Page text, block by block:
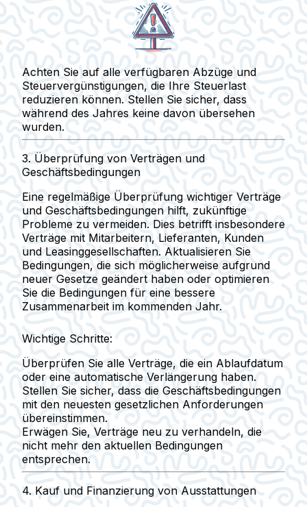
Achten Sie auf alle verfügbaren Abzüge und
Steuervergünstigungen, die Ihre Steuerlast
reduzieren können. Stellen Sie sicher, dass
während des Jahres keine davon übersehen
wurden.
3. Überprüfung von Verträgen und
Geschäftsbedingungen
Eine regelmäßige Überprüfung wichtiger Verträge
und Geschäftsbedingungen hilft, zukünftige
Probleme zu vermeiden. Dies betrifft insbesondere
Verträge mit Mitarbeitern, Lieferanten, Kunden
und Leasinggesellschaften. Aktualisieren Sie
Bedingungen, die sich möglicherweise aufgrund
neuer Gesetze geändert haben oder optimieren
Sie die Bedingungen für eine bessere
Zusammenarbeit im kommenden Jahr.
Wichtige Schritte:
Überprüfen Sie alle Verträge, die ein Ablaufdatum
oder eine automatische Verlängerung haben.
Stellen Sie sicher, dass die Geschäftsbedingungen
mit den neuesten gesetzlichen Anforderungen
übereinstimmen.
Erwägen Sie, Verträge neu zu verhandeln, die
nicht mehr den aktuellen Bedingungen
entsprechen.
4. Kauf und Finanzierung von Ausstattungen